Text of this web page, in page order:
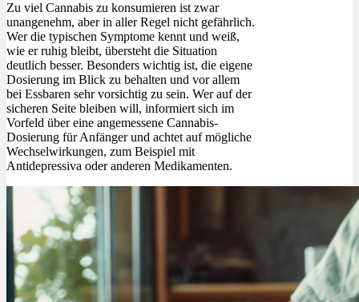
Zu viel Cannabis zu konsumieren ist zwar
unangenehm, aber in aller Regel nicht gefährlich.
Wer die typischen Symptome kennt und weiß,
wie er ruhig bleibt, übersteht die Situation
deutlich besser. Besonders wichtig ist, die eigene
Dosierung im Blick zu behalten und vor allem
bei Essbaren sehr vorsichtig zu sein. Wer auf der
sicheren Seite bleiben will, informiert sich im
Vorfeld über eine angemessene Cannabis-
Dosierung für Anfänger und achtet auf mögliche
Wechselwirkungen, zum Beispiel mit
Antidepressiva oder anderen Medikamenten.